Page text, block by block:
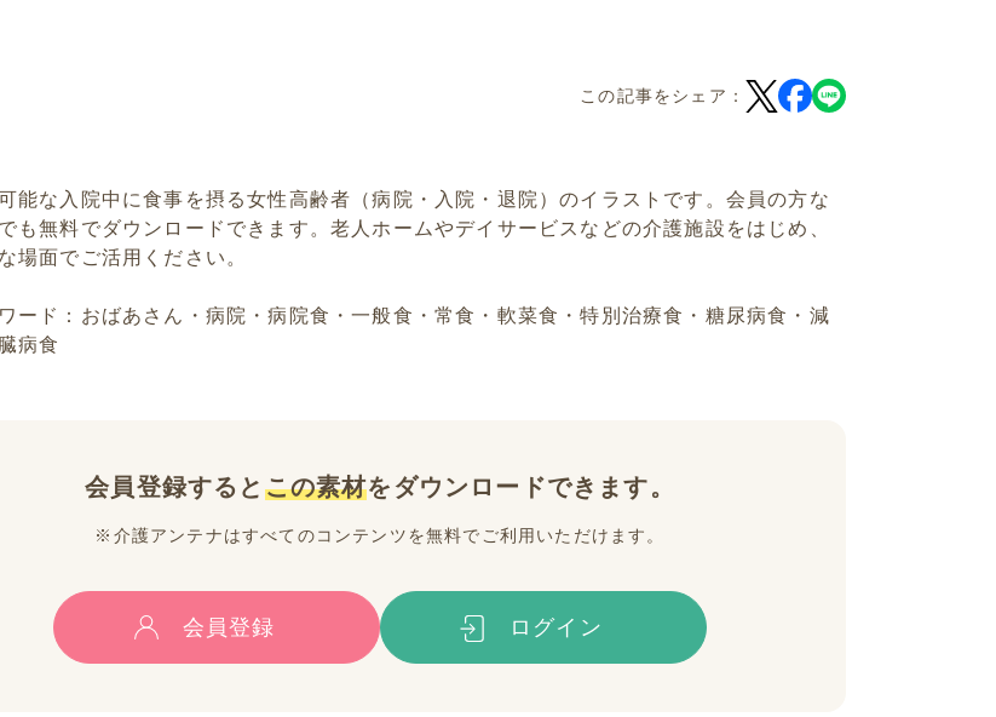
この記事をシェア：
能な入院中に食事を摂る女性高齢者（病院・入院・退院）のイラストです。会員の方な
も無料でダウンロードできます。老人ホームやデイサービスなどの介護施設をはじめ、
場面でご活用ください。
ード：おばあさん・病院・病院食・一般食・常食・軟菜食・特別治療食・糖尿病食・減
病食
会員登録すると この素材をダウンロードできます。
※介護アンテナはすべてのコンテンツを無料でご利用いただけます。
会員登録 ログイン